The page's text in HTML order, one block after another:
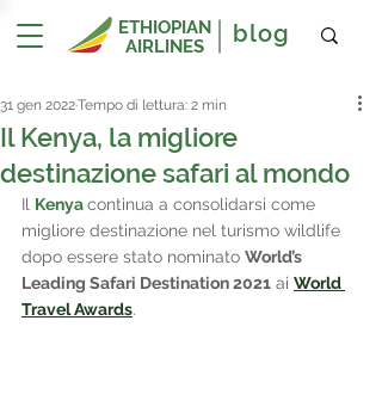
blog
ETHIOPIAN
AIRLINES
Il Kenya, la migliore
destinazione safari al mondo
31 gen 2022Tempo di lettura: 2 min
Il Kenya continua a consolidarsi come
migliore destinazione nel turismo wildlife
dopo essere stato nominato World’s
Leading Safari Destination 2021 ai World
Travel Awards.